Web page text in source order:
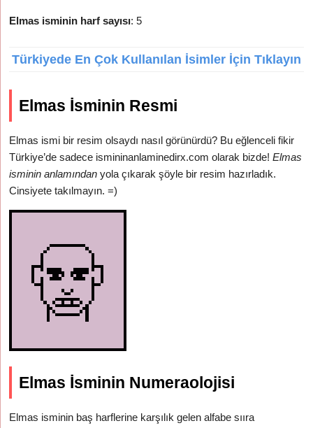
Elmas isminin harf sayısı: 5
Türkiyede En Çok Kullanılan İsimler İçin Tıklayın
Elmas İsminin Resmi
Elmas ismi bir resim olsaydı nasıl görünürdü? Bu eğlenceli fikir
Türkiye’de sadece ismininanlaminedirx.com olarak bizde!Elmas
isminin anlamından yola çıkarak şöyle bir resim hazırladık.
Cinsiyete takılmayın. =)
Elmas İsminin Numeraolojisi
Elmas isminin baş harflerine karşılık gelen alfabe sııra